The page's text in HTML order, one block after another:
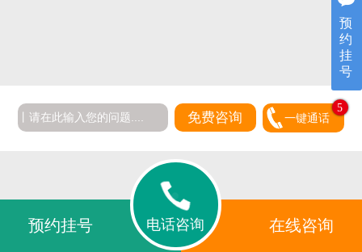
免费咨询 一键通话
5
预约挂号 电话咨询 在线咨询
预
约
挂
号